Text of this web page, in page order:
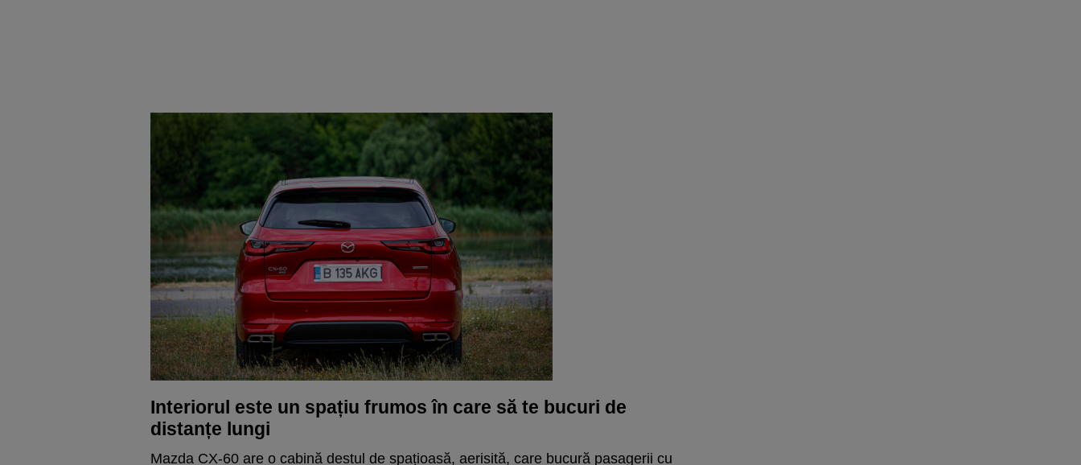
Interiorul este un spațiu frumos în care să te bucuri de
distanțe lungi
Mazda CX-60 are o cabină destul de spațioasă, aerisită, care bucură pasagerii cu